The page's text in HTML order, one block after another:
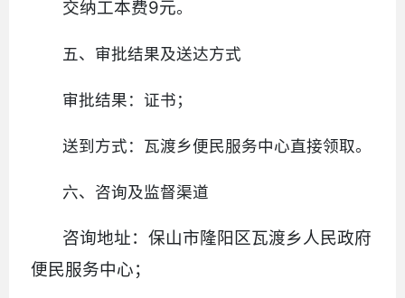
交纳工本费9元。
五、审批结果及送达方式
审批结果：证书；
送到方式：瓦渡乡便民服务中心直接领取。
六、咨询及监督渠道
咨询地址：保山市隆阳区瓦渡乡人民政府
便民服务中心；